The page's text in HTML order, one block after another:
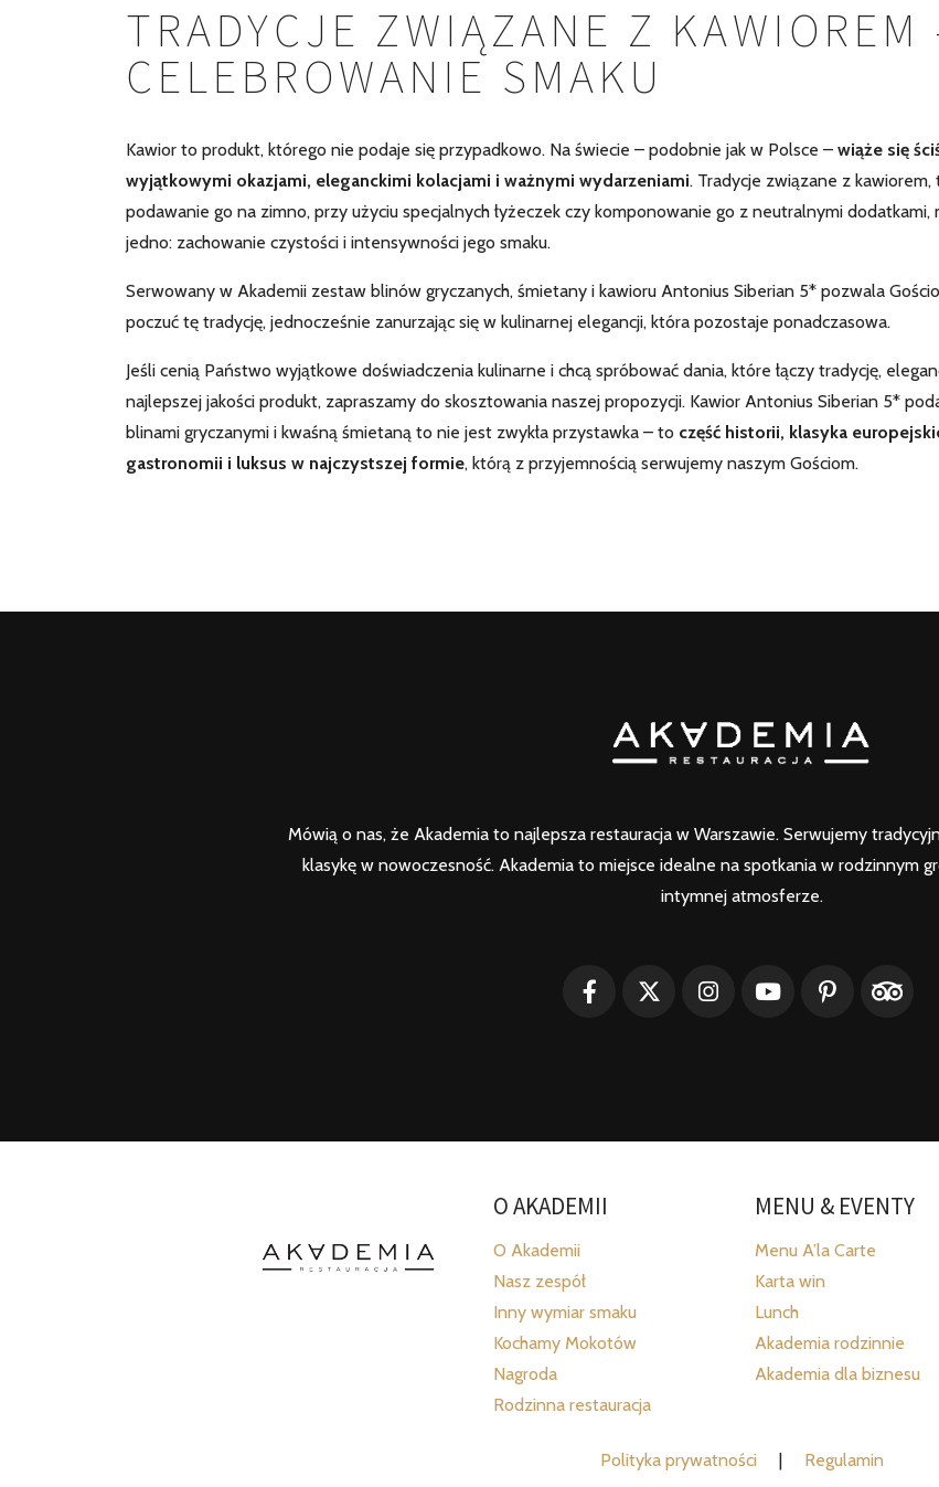
TRADYCJE ZWIĄZANE Z KAWIOREM
CELEBROWANIE SMAKU
Kawior to produkt, którego nie podaje się przypadkowo. Na świecie – podobnie jak w Polsce – wiąże się
wyjątkowymi okazjami, eleganckimi kolacjami i ważnymi wydarzeniami. Tradycje związane z kawiorem,
podawanie go na zimno, przy użyciu specjalnych łyżeczek czy komponowanie go z neutralnymi dodatkami,
jedno: zachowanie czystości i intensywności jego smaku.
Serwowany w Akademii zestaw blinów gryczanych, śmietany i kawioru Antonius Siberian 5* pozwala
poczuć tę tradycję, jednocześnie zanurzając się w kulinarnej elegancji, która pozostaje ponadczasowa.
Jeśli cenią Państwo wyjątkowe doświadczenia kulinarne i chcą spróbować dania, które łączy tradycję,
najlepszej jakości produkt, zapraszamy do skosztowania naszej propozycji. Kawior Antonius Siberian 5*
blinami gryczanymi i kwaśną śmietaną to nie jest zwykła przystawka – to część historii, klasyka
gastronomii i luksus w najczystszej formie, którą z przyjemnością serwujemy naszym Gościom.
Mówią o nas, że Akademia to najlepsza restauracja w Warszawie. Serwujemy
klasykę w nowoczesność. Akademia to miejsce idealne na spotkania w rodzinnym
intymnej atmosferze.
O AKADEMII
O Akademii
Nasz zespół
Inny wymiar smaku
Kochamy Mokotów
Nagroda
Rodzinna restauracja
MENU & EVENTY
Menu A’la Carte
Karta win
Lunch
Akademia rodzinnie
Akademia dla biznesu
Polityka prywatności | Regulamin